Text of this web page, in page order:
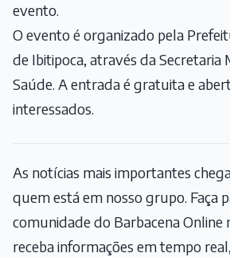
evento.
O evento é organizado pela
de Ibitipoca, através da Secretaria
Saúde. A entrada é gratuita e
interessados.
As notícias mais importantes
quem está em nosso grupo. Faça
comunidade do Barbacena Online
receba informações em tempo